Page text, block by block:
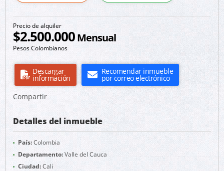
Precio de alquiler
$2.500.000Mensual
Pesos Colombianos
Descargar
información
Recomendar inmueble
por correo electrónico
Compartir
Detalles del inmueble
País:Colombia
Departamento:Valle del Cauca
Ciudad:Cali